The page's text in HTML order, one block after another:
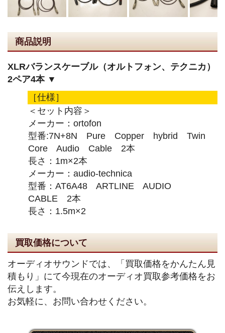
商品説明
XLRバランスケーブル（オルトフォン、テクニカ）
2ペア4本 ▼
［仕様］
＜セット内容＞
メーカー：ortofon
型番:7N+8N Pure Copper hybrid Twin
Core Audio Cable 2本
長さ：1m×2本
メーカー：audio-technica
型番：AT6A48 ARTLINE AUDIO
CABLE 2本
長さ：1.5m×2
買取価格について
オーディオサウンドでは、「買取価格をかんたん見
積もり」にて今現在のオーディオ買取参考価格をお
伝えします。
お気軽に、お問い合わせください。